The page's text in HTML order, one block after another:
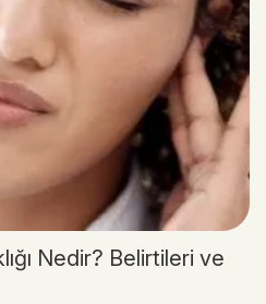
Nedir? Belirtileri ve